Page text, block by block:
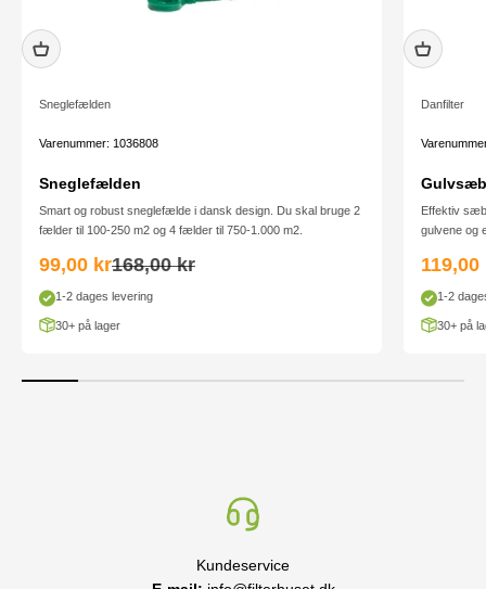
Sneglefælden
Varenummer: 1036808
Sneglefælden
Smart og robust sneglefælde i dansk design. Du skal bruge 2
fælder til 100-250 m2 og 4 fælder til 750-1.000 m2.
Salgspris
99,00 krNormalpris
168,00 kr
1-2 dages levering
30+ på lager
Danfilter
Effektiv
gulvene og
119,00
1-2
30+ på
Kundeservice